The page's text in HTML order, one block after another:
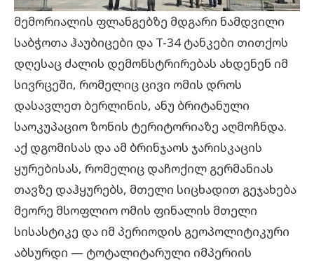
მემორიალის ფლანგებზე მდგარი ნამდვილი
საბჭოთა ჰაუბიცები და T-34 ტანკები თითქოს
დღესაც ძალის დემონსტრირებას ახდენენ იმ
სივრცეში, რომელიც ცივი ომის დროს
დასავლეთ ბერლინის, ანუ ბრიტანული
საოკუპაციო ზონის ტერიტორიაზე აღმოჩნდა.
აქ დგომისას და ამ ბრინჯაოს ჯარისკაცის
ყურებისას, რომელიც დაჩოქილ გერმანიას
თავზე დაჰყურებს, მთელი სიცხადით გეჯახება
მეორე მსოფლიო ომის ფინალის მთელი
სისასტიკე და იმ პერიოდის გეოპოლიტიკური
აბსურდი — ტოტალიტარული იმპერიის